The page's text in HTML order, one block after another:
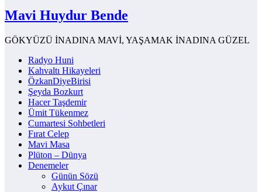
Mavi Huydur Bende
GÖKYÜZÜ İNADINA MAVİ, YAŞAMAK İNADINA GÜZEL
Radyo Huni
Kahvaltı Hikayeleri
ÖzkanDiyeBirisi
Şeyda Bozkurt
Hacer Taşdemir
Ümit Tükenmez
Cumartesi Sohbetleri
Fırat Celep
Mavi Masa
Plüton – Dünya
Denemeler
Günün Sözü
Aykut Çınar